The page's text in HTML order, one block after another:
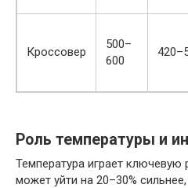
Кроссовер
500–
600
Роль температуры и
Температура играет ключевую
может уйти на 20–30%